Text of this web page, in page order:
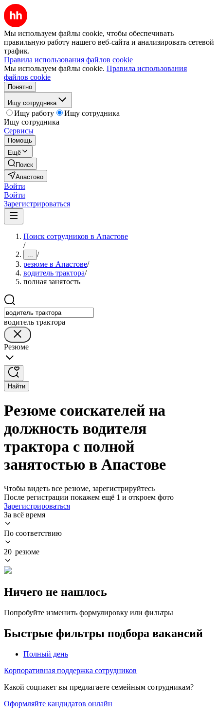
Мы используем файлы cookie, чтобы обеспечивать
правильную работу нашего веб-сайта и анализировать сетевой
трафик.
Правила использования файлов cookie
Мы используем файлы cookie. Правила использования
файлов cookie
Понятно
Ищу сотрудника
Ищу работу
Ищу сотрудника
Ищу сотрудника
Сервисы
Помощь
Ещё
Поиск
Апастово
Войти
Войти
Зарегистрироваться
Поиск сотрудников в Апастове
/
... /
резюме в Апастове/
водитель трактора/
полная занятость
водитель трактора
Резюме
Найти
Резюме соискателей на
должность водителя
трактора с полной
занятостью в Апастове
Чтобы видеть все резюме, зарегистрируйтесь
После регистрации покажем ещё 1 и откроем фото
Зарегистрироваться
За всё время
По соответствию
20 резюме
Ничего не нашлось
Попробуйте изменить формулировку или фильтры
Быстрые фильтры подбора вакансий
Полный день
Корпоративная поддержка сотрудников
Какой соцпакет вы предлагаете семейным сотрудникам?
Оформляйте кандидатов онлайн